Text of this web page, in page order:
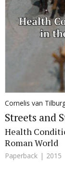
Cornelis van
Streets and
Health
Roman World
Paperback 2015